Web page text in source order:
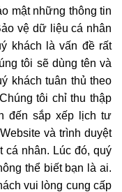
mật những thông tin
vệ dữ liệu cá nhân
khách là vấn đề rất
tôi sẽ dùng tên và
khách tuân thủ theo
tôi chỉ thu thập
đến sắp xếp lịch tư
và trình duyệt
cá nhân. Lúc đó, quý
thể biết bạn là ai.
vui lòng cung cấp